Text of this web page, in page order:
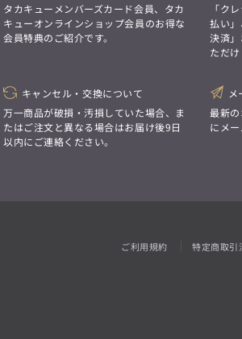
タカキューメンバーズカード会員、タカ
キューオンラインショップ会員のお得な
会員特典のご紹介です。
「ク
払い
決済
ただけ
キャンセル・交換について
万一商品が破損・汚損していた場合、ま
たはご注文と異なる場合はお届け後9日
以内にご連絡ください。
最新
にメ
ご利用規約 特定商取引